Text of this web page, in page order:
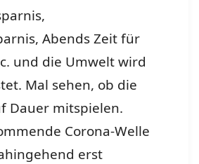
Abends Zeit für
und die Umwelt wird
Mal sehen, ob die
Dauer mitspielen.
Corona-Welle
erst